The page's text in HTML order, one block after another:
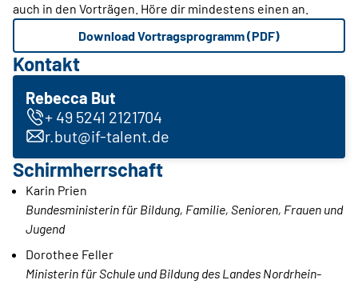
auch in den Vorträgen. Höre dir mindestens einen an.
Download Vortragsprogramm (PDF)
Kontakt
Rebecca But
+ 49 5241 2121704
r.but@if-talent.de
Schirmherrschaft
Karin Prien
Bundesministerin für Bildung, Familie, Senioren, Frauen und
Jugend
Dorothee Feller
Ministerin für Schule und Bildung des Landes Nordrhein-